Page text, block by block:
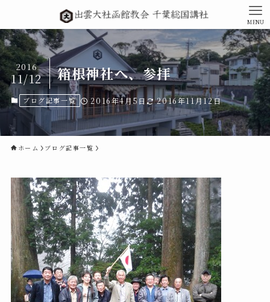
MENU
箱根神社へ、参拝
2016
11/12
ブログ記事一覧 2016年4月5日 2016年11月12日
ホーム ブログ記事一覧